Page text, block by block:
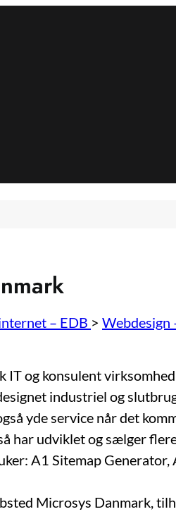
– EDB > Webdesign
IT og konsulent
industriel og
yde service når det
har udviklet og sælger
A1 Sitemap
Microsys Danmark,